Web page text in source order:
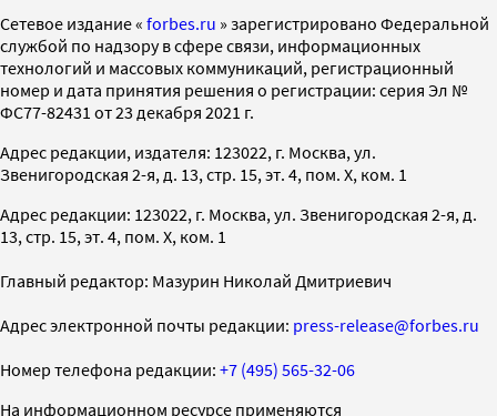
Cетевое издание « forbes.ru » зарегистрировано Федеральной
службой по надзору в сфере связи, информационных
технологий и массовых коммуникаций, регистрационный
номер и дата принятия решения о регистрации: серия Эл №
ФС77-82431 от 23 декабря 2021 г.
Адрес редакции, издателя: 123022, г. Москва, ул.
Звенигородская 2-я, д. 13, стр. 15, эт. 4, пом. X, ком. 1
Адрес редакции: 123022, г. Москва, ул. Звенигородская 2-я, д.
13, стр. 15, эт. 4, пом. X, ком. 1
Главный редактор: Мазурин Николай Дмитриевич
Адрес электронной почты редакции: press-release@forbes.ru
Номер телефона редакции: +7 (495) 565-32-06
На информационном ресурсе применяются